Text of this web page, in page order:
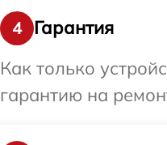
4
Гарантия
Как только
гарантию на